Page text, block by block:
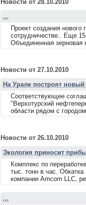
Новости от 28.10.2010
...
Проект создания
сотрудничестве.. Еще
Объединенная зерновая
Новости от 27.10.2010
На Урале построят
Соответствующее
"Верхотурский
области рядом с
Новости от 26.10.2010
Экология приносит
Комплекс по
тыс. тонн в час. Обкатка
компании Amcom LLC,
...